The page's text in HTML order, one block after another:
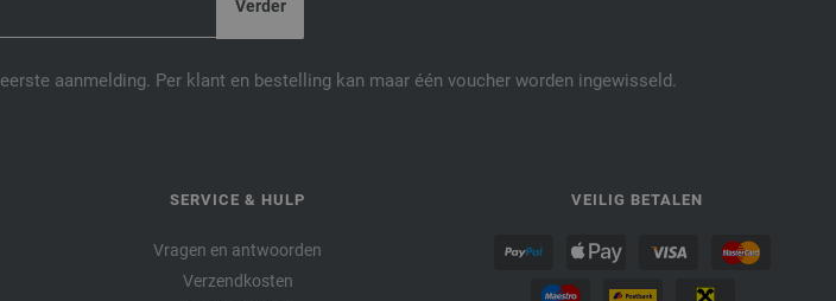
aanmelding. Per klant en bestelling kan maar één voucher worden ingewisseld.
SERVICE & HULP
Vragen en antwoorden
Verzendkosten
VEILIG BETALEN